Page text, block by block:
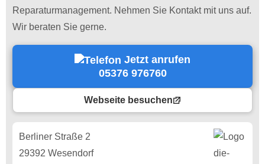
Reparaturmanagement. Nehmen Sie Kontakt mit uns auf.
Wir beraten Sie gerne.
Jetzt anrufen
05376 976760
Webseite besuchen
Berliner Straße 2
29392 Wesendorf